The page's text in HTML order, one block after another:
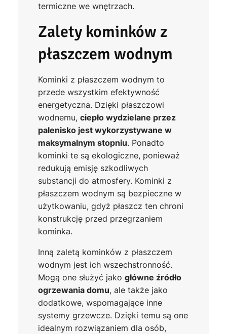
termiczne we wnętrzach.
Zalety kominków z
płaszczem wodnym
Kominki z płaszczem wodnym to
przede wszystkim efektywność
energetyczna. Dzięki płaszczowi
wodnemu,ciepło wydzielane przez
palenisko jest wykorzystywane w
maksymalnym stopniu. Ponadto
kominki te są ekologiczne, ponieważ
redukują emisję szkodliwych
substancji do atmosfery. Kominki z
płaszczem wodnym są bezpieczne w
użytkowaniu, gdyż płaszcz ten chroni
konstrukcję przed przegrzaniem
kominka.
Inną zaletą kominków z płaszczem
wodnym jest ich wszechstronność.
Mogą one służyć jakogłówne źródło
ogrzewania domu, ale także jako
dodatkowe, wspomagające inne
systemy grzewcze. Dzięki temu są one
idealnym rozwiązaniem dla osób,